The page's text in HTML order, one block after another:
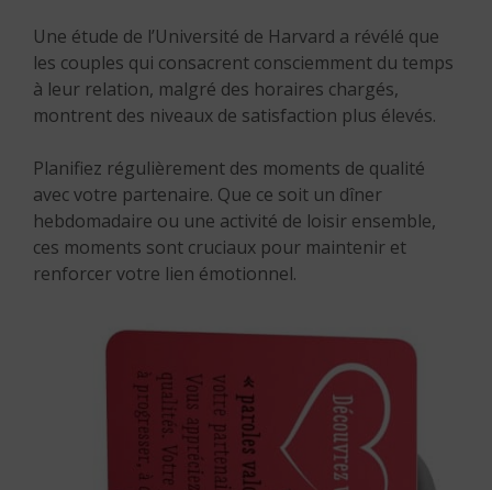
Une étude de l’Université de Harvard a révélé que
les couples qui consacrent consciemment du temps
à leur relation, malgré des horaires chargés,
montrent des niveaux de satisfaction plus élevés.
Planifiez régulièrement des moments de qualité
avec votre partenaire. Que ce soit un dîner
hebdomadaire ou une activité de loisir ensemble,
ces moments sont cruciaux pour maintenir et
renforcer votre lien émotionnel.